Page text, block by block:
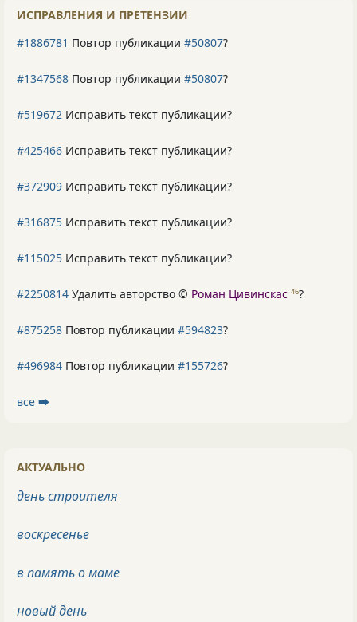
ИСПРАВЛЕНИЯ И ПРЕТЕНЗИИ
#1886781 Повтор публикации #50807?
#1347568 Повтор публикации #50807?
#519672 Исправить текст публикации?
#425466 Исправить текст публикации?
#372909 Исправить текст публикации?
#316875 Исправить текст публикации?
#115025 Исправить текст публикации?
#2250814 Удалить авторство © Роман Цивинскас 46?
#875258 Повтор публикации #594823?
#496984 Повтор публикации #155726?
все ⮕
АКТУАЛЬНО
день строителя
воскресенье
в память о маме
новый день